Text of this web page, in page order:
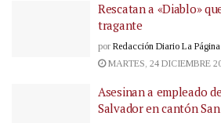
Rescatan a «Diablo»
tragante
por Redacción Diario La Página
MARTES, 24 DICIEMBRE
Asesinan a empleado
Salvador en cantón